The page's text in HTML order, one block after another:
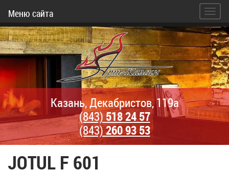
Меню сайта
Казань, Декабристов, 119а
(843)518 24 57
(843)260 93 53
JOTUL F 601